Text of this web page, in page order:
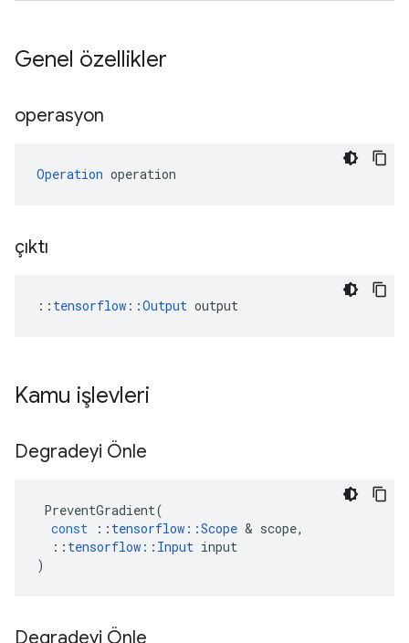
Genel özellikler
operasyon
Operation operation
çıktı
:: tensorflow::Output output
Kamu işlevleri
Degradeyi Önle
PreventGradient(
const
:: tensorflow ::Scope & scope,
:: tensorflow :: Input input
)
Degradeyi Önle